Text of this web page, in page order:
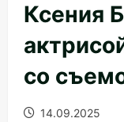
Ксения
со
14.09.2025